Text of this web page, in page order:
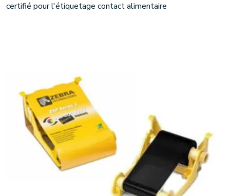
certifié pour l'étiquetage contact alimentaire